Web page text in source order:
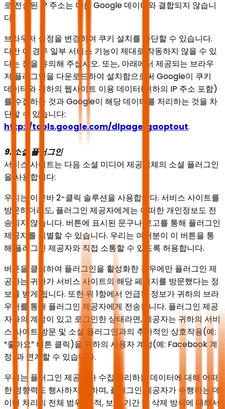
로 전송된 IP 주소는 다른 Google 데이터와 결합되지 않습니
다.
브라우저 설정을 변경하여 쿠키 설치를 차단할 수 있습니다.
다만 이 경우 일부 서비스 기능이 제대로 작동하지 않을 수 있
다는 점을 유의해 주십시오. 또는, 아래에서 제공되는 브라우
저 플러그인을 다운로드하여 설치함으로써 Google이 쿠키
데이터와 귀하의 웹사이트 이용 데이터(귀하의 IP 주소 포함)
를 수집하는 것과 Google이 해당 데이터를 처리하는 것을 차
단할 수 있습니다:
http://tools.google.com/dlpage/gaoptout.
9. 소셜 플러그인
서비스 사이트는 다음 소셜 미디어 제공업체의 소셜 플러그인
을 사용합니다:
우리는 이른바 2-클릭 솔루션을 사용합니다. 서비스 사이트를
방문하더라도, 플러그인 제공자에게는 어떠한 개인정보도 전
송되지 않습니다. 버튼에 표시된 문구나 로고를 통해 플러그인
제공자를 식별할 수 있습니다. 우리는 여러분이 이 버튼을 통
해 플러그인 제공자와 직접 소통할 수 있도록 허용합니다.
버튼을 클릭하여 플러그인을 활성화한 경우에만 플러그인 제
공자는 귀하가 서비스 사이트의 해당 페이지를 방문했다는 정
보를 받게 됩니다. 또한 위 1항에서 언급된 정보가 귀하의 브라
우저를 통해 플러그인 제공자에게 전송됩니다. 플러그인 제공
자와의 계정이 있고 로그인한 상태라면, 제공자는 귀하의 서비
스 사이트 방문 및 소셜 플러그인과의 추가적인 상호작용(예:
“좋아요” 버튼 클릭)을 귀하의 사용자 계정(예: Facebook 계
정)과 연계할 수 있습니다.
우리는 플러그인 제공자가 수집·처리하는 데이터에 대해 어떠
한 영향력도 행사하지 못하며, 플러그인 제공자가 수행하는 데
이터 처리의 전체 범위, 목적, 보관 기간 및 삭제 방식에 대해서